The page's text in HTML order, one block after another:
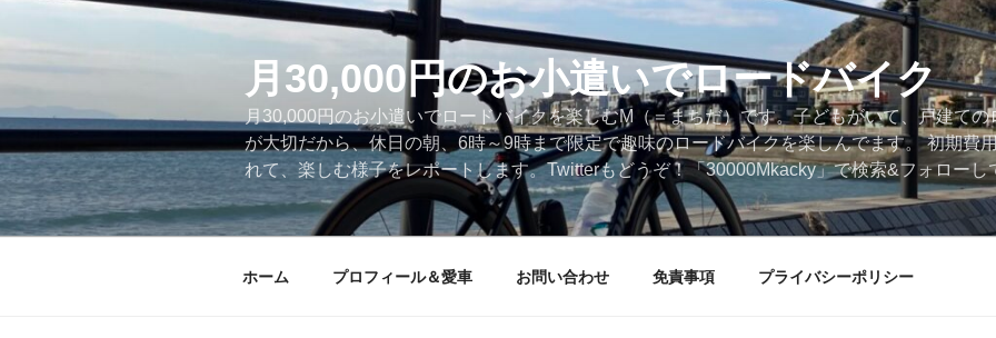
テ
ツ
ス
キ
ッ
月30,000円のお小遣いでロードバイク
月30,000円のお小遣いでロードバイクを楽しむM（＝まちだ）です。子どもがいて、戸建て
が大切だから、休日の朝、6時～9時まで限定で趣味のロードバイクを楽しんでます。 初期費
れて、楽しむ様子をレポートします。Twitterもどうぞ！「30000Mkacky」で検索&フォローし
ホーム プロフィール＆愛車 お問い合わせ 免責事項 プライバシーポリシー